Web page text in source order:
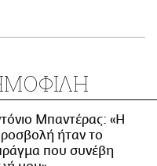
Μπαντέρας: «Η
ήταν το
που συνέβη